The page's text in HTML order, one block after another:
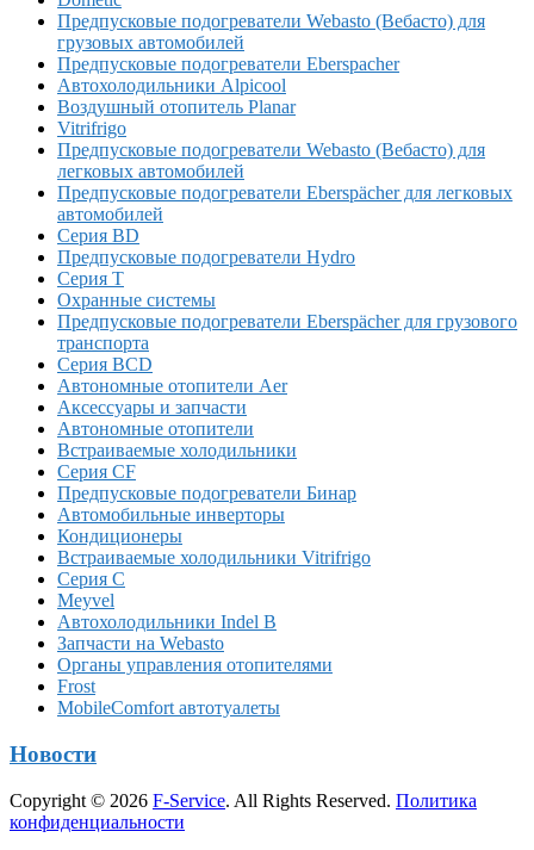
Предпусковые подогреватели Webasto (Вебасто) для
грузовых автомобилей
Предпусковые подогреватели Eberspacher
Автохолодильники Alpicool
Воздушный отопитель Planar
Vitrifrigo
Предпусковые подогреватели Webasto (Вебасто) для
легковых автомобилей
Предпусковые подогреватели Eberspächer для легковых
автомобилей
Серия BD
Предпусковые подогреватели Hydro
Серия T
Охранные системы
Предпусковые подогреватели Eberspächer для грузового
транспорта
Серия BCD
Автономные отопители Аer
Аксессуары и запчасти
Автономные отопители
Встраиваемые холодильники
Серия CF
Предпусковые подогреватели Бинар
Автомобильные инверторы
Кондиционеры
Встраиваемые холодильники Vitrifrigo
Серия C
Meyvel
Автохолодильники Indel B
Запчасти на Webasto
Органы управления отопителями
Frost
MobileComfort автотуалеты
Новости
Copyright © 2026 F-Service. All Rights Reserved. Политика
конфиденциальности